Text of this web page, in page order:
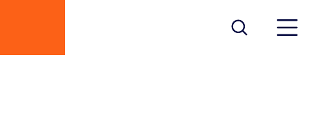
OUTIL D’ANIMATION